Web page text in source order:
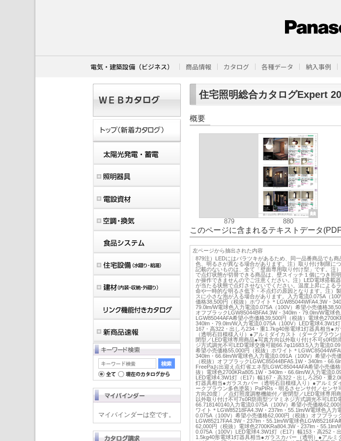
電気・建築設備（ビジネス） 商品情報 カタログ 各種データ 納入事例
住宅照明総合カタログExpert
概要
879 880
このページに含まれるテキストデータ
左ページから抽出された内容
879注）LEDにはバラツキがあるため、同一品番商品でも商
色、明るさが異なる場合があります。注）取り付け制限に
記載のないものは、全て「壁面専用取り付け型」です。注
で点灯状態が切替できる商品は、壁スイッチ１個につき照
か操作できませんのでご注意ください。注）LED電球搭載
が当たる状態で点灯させないでください。温度上昇による
命や一時的な明るさ低下・不点灯の原因となります。注）
スに小さな泡が入る場合があります。入力電流0.075A（
価格38,500円（税抜）ホワイト＊LGW85044WFA4.3W・
79.0lm/W電球色入力電流0.075A（100V）希望小売価格
オフブラックLGW85044BFA4.3W・340lm・79.0lm/W電球色
LGW85044AFA希望小売価格39,500円（税抜）電球色
340lm・79.0lm/W入力電流0.075A（100V）LED電球4.3W1
167・高322・出しろ234・重1.7kg40形電球1灯器具相当●ガ
（透明石目模様入り）●アルミダイカスト（ダークブラウ
閉型／LED電球専用商品●写真方向以外取り付け不可s0R防
ジ方式調光不可LED電球交換可能66.7φ11683.5入力電流
希望小売価格55,000円（税抜）ホワイト＊
340lm・66.6lm/W電球色入力電流0.091A（100V）希望小売
（税抜）オフブラックLGWC85044BFA5.1W・340lm・
FreePaお出迎え点灯省エネ型LGWC85044AFA希望小売価
抜）電球色2700KRa805.1W・340lm・66.6lm/W入力電流
LED電球4.3W1灯（E17）幅167・高322・出しろ250・重
灯器具相当●ガラスカバー（透明石目模様入り）●アルミダ
ークブラウン多色塗装）PaPIRs・明るさセンサ付／センサ
方向20度〕／点灯照度調整機能付／密閉型／LED電球専用
以外取り付け不可7s0R防雨型ツマミネジ方式調光不可LED
66.718140140入力電流0.075A（100V）希望小売価格62,000
ワイト＊LGW85218FA4.3W・237lm・55.1lm/W電球色入力
0.075A（100V）希望小売価格62,000円（税抜）オフブラッ
LGW85217FA4.3W・237lm・55.1lm/W電球色LGW85216FA
62,000円（税抜）電球色2700KRa804.3W・237lm・55.1lm/
0.075A（100V）LED電球4.3W1灯（E17）幅153・高252・
1.5kg40形電球1灯器具相当●ガラスカバー（透明）●アルミ
マイバインダーは空です。